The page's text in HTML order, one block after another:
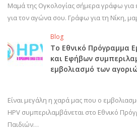
Μαμά της Ογκολογίας σήμερα γράφω για
για τον αγώνα σου. Γράφω για τη Νίκη,
Blog
Το Εθνικό Πρόγραμμα
και Εφήβων
εμβολιασμό των
Είναι μεγάλη η χαρά μας που ο
HPV συμπεριλαμβάνεται στο Εθνικό
Παιδιών…